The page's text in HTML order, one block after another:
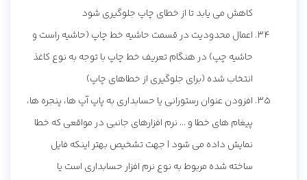
کاهش می یابد تا از خطای چاپ جلوگیری شود
اعمال محدودیت در قسمت حاشیه خط چاپ (حاشیه راست و
حاشیه چپ) در هنگام تعریف خط چاپ با توجه به نوع کاغذ
انتخاب شده (برای جلوگیری از خطاهای چاپ)
افزودن عنوان رستورانی یا حسابداری به پاپ آپ ها، پنجره ها،
پیغام های خطا و ... نرم افزارهای جانبی در مواقعی که خطا
نمایش داده می شود | جهت تشخیص بهتر اینکه فایل
ساخته شده مربوط به نوع نرم افزار حسابداری است یا